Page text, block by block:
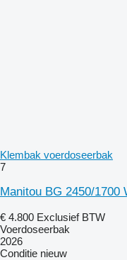
Klembak voerdoseerbak
7
Manitou BG 2450/1700
€ 4.800 Exclusief BTW
Voerdoseerbak
2026
Conditie nieuw